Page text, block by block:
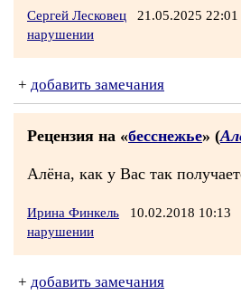
Сергей Лесковец 21.05.2025 22:01
нарушении
+ добавить замечания
Рецензия на «бесснежье» (
Алёна, как у Вас так
Ирина Финкель 10.02.2018 10:13
нарушении
+ добавить замечания